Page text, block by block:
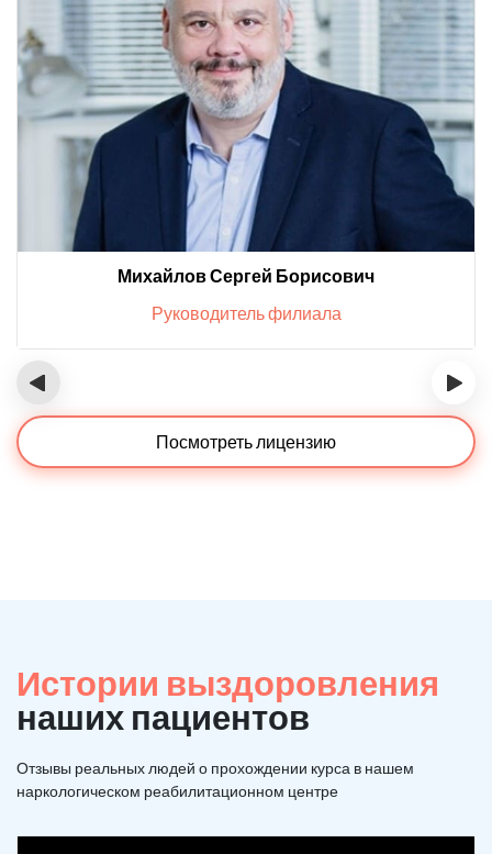
Михайлов Сергей Борисович
Руководитель филиала
‹ ›
Посмотреть лицензию
Истории выздоровления
наших пациентов
Отзывы реальных людей о прохождении курса в нашем
наркологическом реабилитационном центре